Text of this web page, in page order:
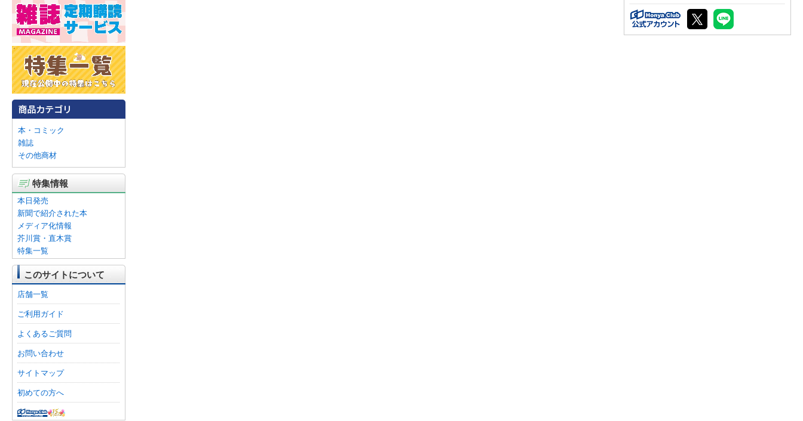
本・コミック
雑誌
その他商材
特集情報
本日発売
新聞で紹介された本
メディア化情報
芥川賞・直木賞
特集一覧
このサイトについて
店舗一覧
ご利用ガイド
よくあるご質問
お問い合わせ
サイトマップ
初めての方へ